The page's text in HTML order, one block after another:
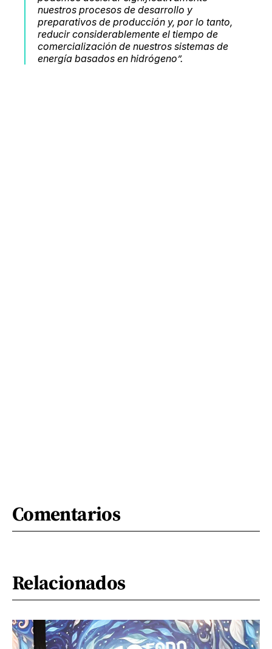
nuestros procesos de desarrollo y
preparativos de producción y, por lo tanto,
reducir considerablemente el tiempo de
comercialización de nuestros sistemas de
energía basados en hidrógeno”.
Comentarios
Relacionados